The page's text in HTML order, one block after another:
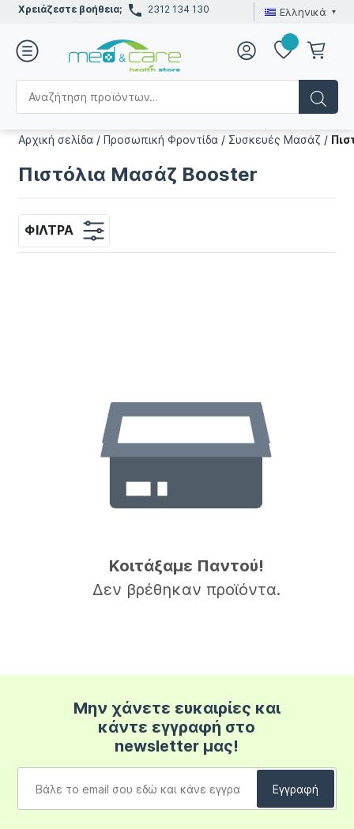
Χρειάζεστε βοήθεια; 2312 134 130 Ελληνικά
Αρχική σελίδα /Προσωπική Φροντίδα / Συσκευές Μασάζ /
Πιστόλια Μασάζ Booster
ΦΊΛΤΡΑ
Κοιτάξαμε Παντού!
Δεν βρέθηκαν προϊόντα.
Μην χάνετε ευκαιρίες και
κάντε εγγραφή στο
newsletter μας!